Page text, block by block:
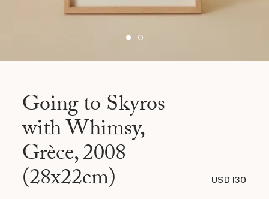
Going to Skyros
with Whimsy,
Grèce, 2008
(28x22cm) USD 130